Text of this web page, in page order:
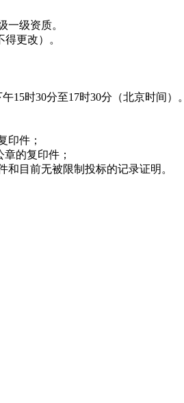
级资质。
更改）。
时30分至17时30分（北京时间）。
印件；
的复印件；
目前无被限制投标的记录证明。